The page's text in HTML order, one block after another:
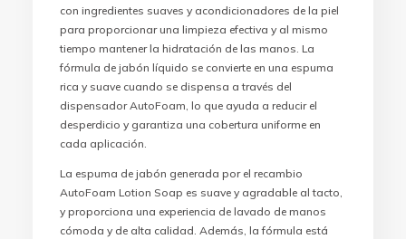
con ingredientes suaves y acondicionadores de la piel
para proporcionar una limpieza efectiva y al mismo
tiempo mantener la hidratación de las manos. La
fórmula de jabón líquido se convierte en una espuma
rica y suave cuando se dispensa a través del
dispensador AutoFoam, lo que ayuda a reducir el
desperdicio y garantiza una cobertura uniforme en
cada aplicación.
La espuma de jabón generada por el recambio
AutoFoam Lotion Soap es suave y agradable al tacto,
y proporciona una experiencia de lavado de manos
cómoda y de alta calidad. Además, la fórmula está